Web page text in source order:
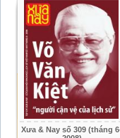
Xưa & Nay số 309 (tháng